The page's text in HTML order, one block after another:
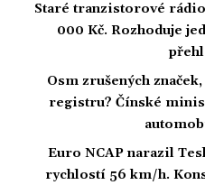
Staré tranzistorové rádio
000 Kč. Rozhoduje
Osm zrušených
registru? Čínské
Euro NCAP narazil
rychlostí 56 km/h.